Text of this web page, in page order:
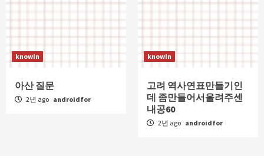
knowIn
아산 질문
2년 ago androidfor
knowIn
고려 역사연표만들기인
데 좀만들어서올려주센
내공60
2년 ago androidfor